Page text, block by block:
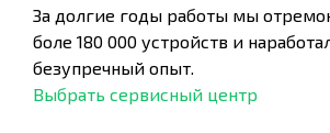
За долгие годы работы мы
боле 180 000 устройств и
безупречный опыт.
Выбрать сервисный центр